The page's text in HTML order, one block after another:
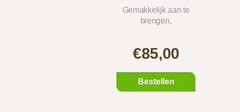
Gemakkelijk aan te
brengen.
€85,00
Bestellen